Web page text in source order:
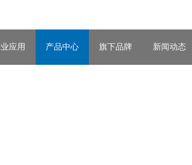
应用 产品中心 旗下品牌 新闻动态